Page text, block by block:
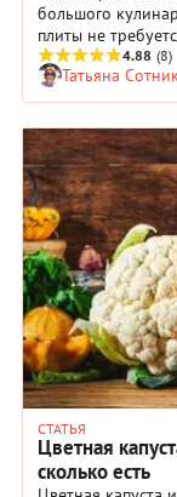
большого
плиты не
— знать
мы и поделимся с
4.88 (8)
Татьяна
СТАТЬЯ
Цветная
сколько есть